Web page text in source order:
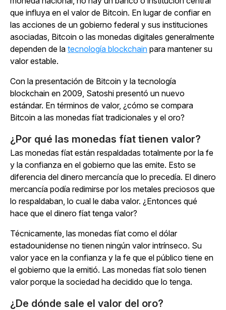
que influya en el valor de Bitcoin. En lugar de confiar en
las acciones de un gobierno federal y sus instituciones
asociadas, Bitcoin o las monedas digitales generalmente
dependen de la tecnología blockchain para mantener su
valor estable.
Con la presentación de Bitcoin y la tecnología
blockchain en 2009, Satoshi presentó un nuevo
estándar. En términos de valor, ¿cómo se compara
Bitcoin a las monedas fíat tradicionales y el oro?
¿Por qué las monedas fíat tienen valor?
Las monedas fíat están respaldadas totalmente por la fe
y la confianza en el gobierno que las emite. Esto se
diferencia del dinero mercancía que lo precedía. El dinero
mercancía podía redimirse por los metales preciosos que
lo respaldaban, lo cual le daba valor. ¿Entonces qué
hace que el dinero fíat tenga valor?
Técnicamente, las monedas fíat como el dólar
estadounidense no tienen ningún valor intrínseco. Su
valor yace en la confianza y la fe que el público tiene en
el gobierno que la emitió. Las monedas fíat solo tienen
valor porque la sociedad ha decidido que lo tenga.
¿De dónde sale el valor del oro?